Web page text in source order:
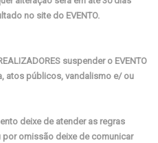
no site do EVENTO.
suspender o EVENTO
atos públicos, vandalismo e/ ou
deixe de atender as regras
por omissão deixe de comunicar